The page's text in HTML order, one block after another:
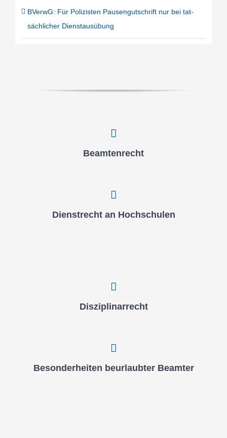
BVerwG: Für Poli­zis­ten Pau­sen­gut­schrift nur bei tat­
säch­li­cher Dienst­aus­übung
Beam­ten­recht
Dienst­recht an Hoch­schu­len
Dis­zi­pli­nar­recht
Beson­der­hei­ten beur­laub­ter Beam­ter